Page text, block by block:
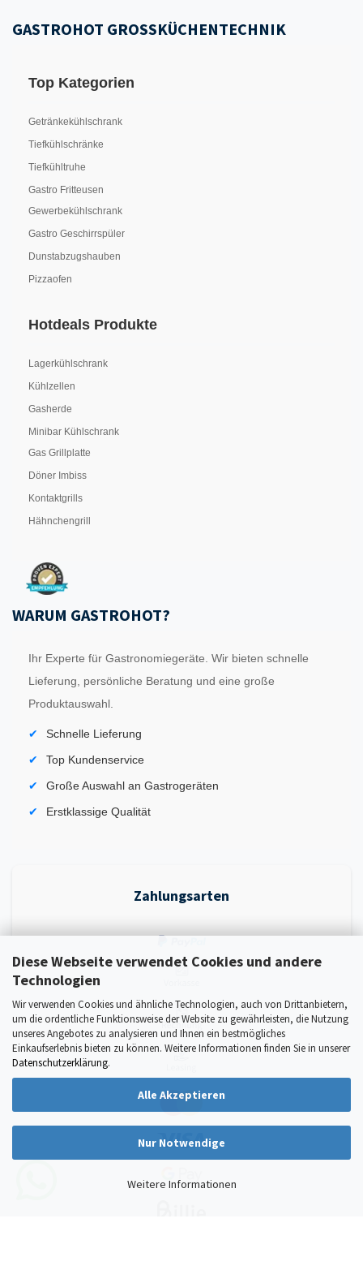
Diese Webseite verwendet Cookies und andere
Technologien
Wir verwenden Cookies und ähnliche Technologien, auch von Drittanbietern,
um die ordentliche Funktionsweise der Website zu gewährleisten, die Nutzung
unseres Angebotes zu analysieren und Ihnen ein bestmögliches
Einkaufserlebnis bieten zu können. Weitere Informationen finden Sie in unserer
Datenschutzerklärung.
Alle Akzeptieren
Nur Notwendige
Weitere Informationen
GASTROHOT GROSSKÜCHENTECHNIK
Top Kategorien
Getränkekühlschrank
Tiefkühlschränke
Tiefkühltruhe
Gastro Fritteusen
Gewerbekühlschrank
Gastro Geschirrspüler
Dunstabzugshauben
Pizzaofen
Hotdeals Produkte
Lagerkühlschrank
Kühlzellen
Gasherde
Minibar Kühlschrank
Gas Grillplatte
Döner Imbiss
Kontaktgrills
Hähnchengrill
WARUM GASTROHOT?
Ihr Experte für Gastronomiegeräte. Wir bieten schnelle
Lieferung, persönliche Beratung und eine große
Produktauswahl.
Schnelle Lieferung
Top Kundenservice
Große Auswahl an Gastrogeräten
Erstklassige Qualität
Zahlungsarten